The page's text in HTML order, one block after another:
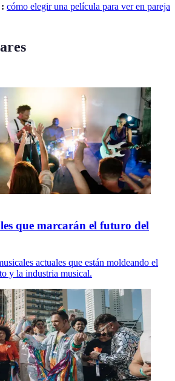
cómo elegir una película para ver en pareja
que marcarán el futuro del
actuales que están moldeando el
y la industria musical.